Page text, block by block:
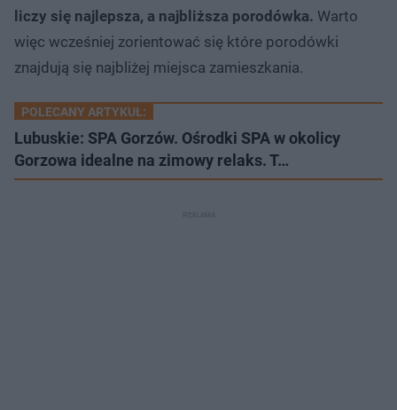
liczy się najlepsza, a najbliższa porodówka. Warto
więc wcześniej zorientować się które porodówki
znajdują się najbliżej miejsca zamieszkania.
POLECANY ARTYKUŁ:
Lubuskie: SPA Gorzów. Ośrodki SPA w okolicy
Gorzowa idealne na zimowy relaks. T…